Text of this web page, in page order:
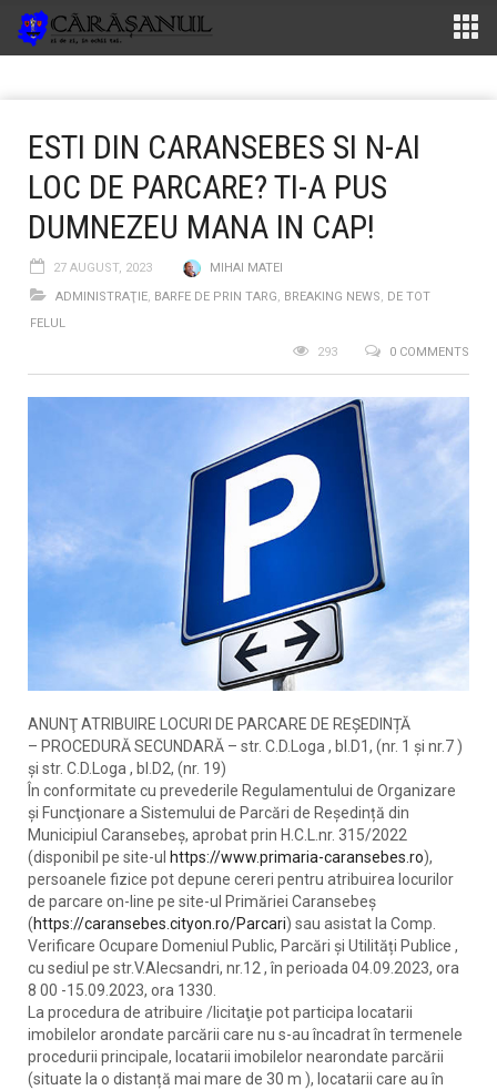
ESTI DIN CARANSEBES SI N-AI
LOC DE PARCARE? TI-A PUS
DUMNEZEU MANA IN CAP!
27 AUGUST, 2023
MIHAI MATEI
ADMINISTRAŢIE, BARFE DE PRIN TARG, BREAKING NEWS, DE TOT
FELUL
0 COMMENTS
293
ANUNŢ ATRIBUIRE LOCURI DE PARCARE DE REȘEDINȚĂ
– PROCEDURĂ SECUNDARĂ – str. C.D.Loga , bl.D1, (nr. 1 și nr.7 )
și str. C.D.Loga , bl.D2, (nr. 19)
În conformitate cu prevederile Regulamentului de Organizare
şi Funcţionare a Sistemului de Parcări de Reședință din
Municipiul Caransebeș, aprobat prin H.C.L.nr. 315/2022
(disponibil pe site-ul https://www.primaria-caransebes.ro),
persoanele fizice pot depune cereri pentru atribuirea locurilor
de parcare on-line pe site-ul Primăriei Caransebeș
(https://caransebes.cityon.ro/Parcari) sau asistat la Comp.
Verificare Ocupare Domeniul Public, Parcări și Utilități Publice ,
cu sediul pe str.V.Alecsandri, nr.12 , în perioada 04.09.2023, ora
8 00 -15.09.2023, ora 1330.
La procedura de atribuire /licitaţie pot participa locatarii
imobilelor arondate parcării care nu s-au încadrat în termenele
procedurii principale, locatarii imobilelor nearondate parcării
(situate la o distanță mai mare de 30 m ), locatarii care au în